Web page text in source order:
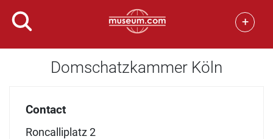
+
Domschatzkammer Köln
Contact
Roncalliplatz 2